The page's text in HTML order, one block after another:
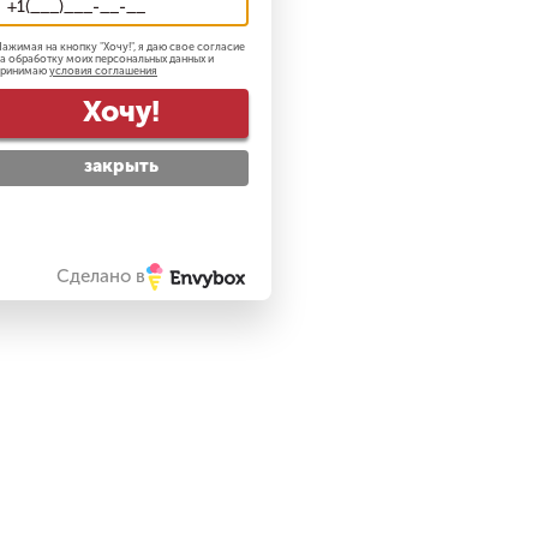
на кнопку "Хочу!", я даю свое согласие
обработку моих персональных данных и
условия соглашения
Хочу!
закрыть
Сделано в